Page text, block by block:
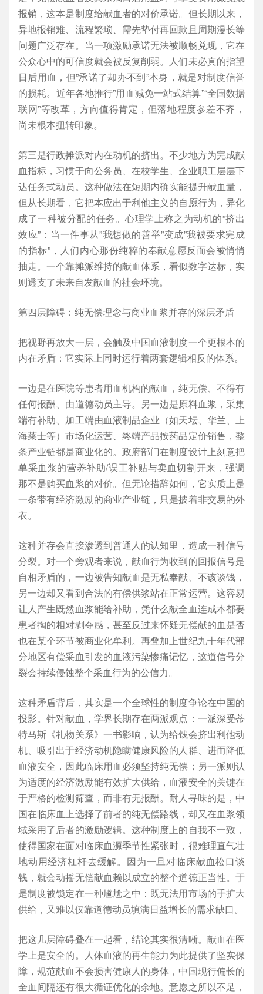
报销，这本是制度给献血者的对价承诺。但长期以来，
异地报销难、流程繁琐、需先垫付再回款且周期漫长等
问题广泛存在。当一项激励承诺无法被顺畅兑现，它在
公众心中的可信度就会被反复削弱。人们未必真的指望
日后用血，但”承诺了却办不到”本身，就是对制度信誉
的损耗。近年各地推行”用血减免一站式结算”“全国数据
联网”等改革，方向值得肯定，但落地程度参差不齐，
尚未根本扭转印象。
第三是行政摊派对内在动机的挤出。不少地方为完成献
血指标，习惯于向公务员、在校学生、企业职工层层下
达任务式动员。这种做法在短期内确实能提升献血量，
但从长期看，它把本应出于利他主义的自愿行为，异化
成了一种被分配的任务。心理学上称之为动机的”挤出
效应”：当一件事从”我想做的善举”变成”我被要求完成
的指标”，人们内心那份纯粹的奉献意愿反而会被悄悄
抽走。一个靠摊派维持的献血体系，看似数字达标，实
则透支了未来自发献血的社会环境。
第四层障碍：纯无偿理念与商业血浆并存的深层矛盾
把视野再放大一层，会触及中国血液制度一个更根本的
内在矛盾：它实际上同时运行着两套逻辑相反的体系。
一边是在医院等患者用血机构的献血，纯无偿、不得有
任何报酬、由道德动员主导。另一边是原料血浆，采集
端有补助、加工端由血液制品企业（如天坛、华兰、上
海莱士等）市场化运营、终端产品按药品定价销售，整
条产业链都是商业化的。政府部门在制度设计上刻意把
单采血浆的营养补助/误工补贴与卖血切割开来，强调
那不是购买血浆的对价。但无论措辞如何，它实质上是
一条带有经济激励的商业产业链，只是披着非交易的外
衣。
这种并存会直接渗透到普通人的认知里，造成一种信号
分裂。对一个旁观者来说，献血行为收到的回报信号是
自相矛盾的，一边被告知献血是无私奉献、不该谈钱，
另一边却又看到合法的有偿供浆站在正常运营。这容易
让人产生既然血浆能给补助，凭什么献全血连成本都要
患者掏的相对剥夺感，甚至反过来怀疑无偿献的血是否
也在某个环节被商业化牟利。再叠加上世纪九十年代部
分地区有偿采血引发的血液污染惨痛记忆，这道信号分
裂会持续侵蚀整个采血行为的公信力。
这种矛盾背后，其实是一个全球性的制度争论在中国的
投影。针对献血，学界长期存在两派观点：一派深受蒂
特马斯《礼物关系》一书影响，认为给钱会挤出利他动
机、吸引出于经济动机隐瞒健康风险的人群、进而降低
血液安全，因此临床用血必须坚持纯无偿；另一派则认
为适度的经济激励能有效扩大供给，血液安全的关键在
于严格的检测筛查，而非有无报酬。耐人寻味的是，中
国在临床血上选择了前者的纯无偿路线，却又在血浆领
域采用了后者的激励逻辑。这种制度上的自我不一致，
使得国家在面对临床血源季节性紧张时，很难理直气壮
地动用经济杠杆去缓解。因为一旦对临床献血松口谈
钱，就会动摇无偿献血赖以成立的整个道德正当性。于
是制度被锁定在一种尴尬之中：既无法用市场的手扩大
供给，又难以仅靠道德动员填满日益增长的需求缺口。
把这几层障碍叠在一起看，结论其实很清晰。献血在医
学上是安全的。人体血液的再生能力为此提供了坚实保
障，规范献血不会损害健康人的身体，中国现行偏长的
全血间隔还有很大循证优化的余地。意愿之所以不足，